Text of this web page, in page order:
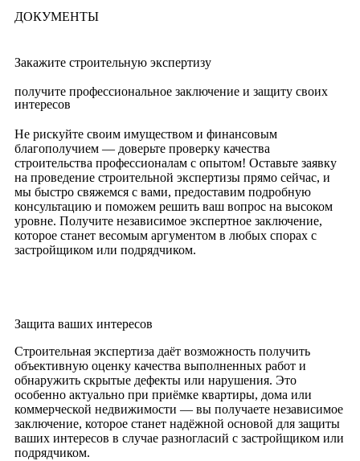
ДОКУМЕНТЫ
Закажите строительную экспертизу
получите профессиональное заключение и защиту своих
интересов
Не рискуйте своим имуществом и финансовым
благополучием — доверьте проверку качества
строительства профессионалам с опытом! Оставьте заявку
на проведение строительной экспертизы прямо сейчас, и
мы быстро свяжемся с вами, предоставим подробную
консультацию и поможем решить ваш вопрос на высоком
уровне. Получите независимое экспертное заключение,
которое станет весомым аргументом в любых спорах с
застройщиком или подрядчиком.
Защита ваших интересов
Строительная экспертиза даёт возможность получить
объективную оценку качества выполненных работ и
обнаружить скрытые дефекты или нарушения. Это
особенно актуально при приёмке квартиры, дома или
коммерческой недвижимости — вы получаете независимое
заключение, которое станет надёжной основой для защиты
ваших интересов в случае разногласий с застройщиком или
подрядчиком.